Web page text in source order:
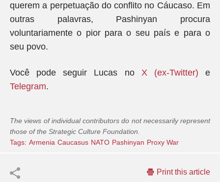
querem a perpetuação do conflito no Cáucaso. Em
outras palavras, Pashinyan procura
voluntariamente o pior para o seu país e para o
seu povo.
Você pode seguir Lucas no X (ex-Twitter)e
Telegram.
The views of individual contributors do not necessarily represent
those of the Strategic Culture Foundation.
Tags: Armenia Caucasus NATO Pashinyan Proxy War
Print this article